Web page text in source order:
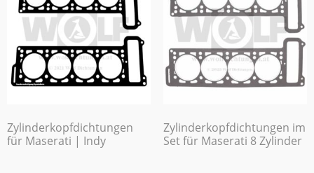
Zylinderkopfdichtungen
für Maserati | Indy
Zylinderkopfdichtungen im
Set für Maserati 8 Zylinder